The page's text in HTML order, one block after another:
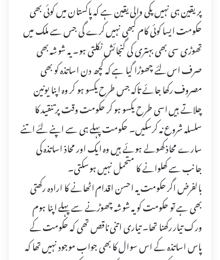
پر یقین ہی نہیں پکی والی یقین ہے کہ پاکستان میں کوئی بھی
حکومت ایسا کوئی کام کبھی نہیں کرے گی جس سے ملک میں
تھوڑی سی بھی بہتری کی گنجائش نکلتی ہو۔ یہ شوشہ بھی
صرف اس لئے چھوڑا گیا ہے کہ کچھ دن اساتذہ کو بھی
مصروف رکھا جائے تاکہ جس طرح یکسو ہو کر وہ اپنا یونین
چلاتے ہیں اسی طرح یکسو ہو کر حکومت وقت پر تنقید کا
سلسلہ شروع نہ کرسکیں۔ حکومت پہلے ہی سے اپنے لئے اتنے
سارے محاذ کھولے ہوئے ہیں وہ ایک اور محاذ اساتذہ کی
جانب سے کھلوانے کا متحمل نہیں ہوسکتی۔
بالفرض اگر حکومت یہ احسن اقدام اٹھانے کا ارادہ رکھتی
بھی ہے تو حکومت کو یہ شوشہ چھوڑنے سے پہلے اپنا ہوم
ورک تیار رکھنا تھا۔ تیاری اتنی ناقص تھی کہ حکومت کے
پاس اساتذہ کے اس سوال کا بھی جواب موجود نہیں تھا کہ